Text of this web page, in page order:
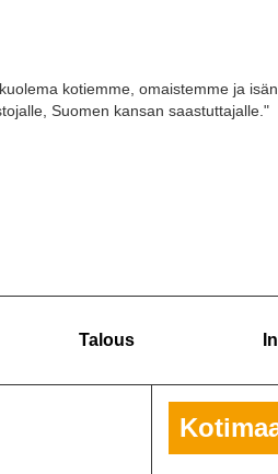
kotiemme, omaistemme ja
Suomen kansan saastuttajalle."
Talous